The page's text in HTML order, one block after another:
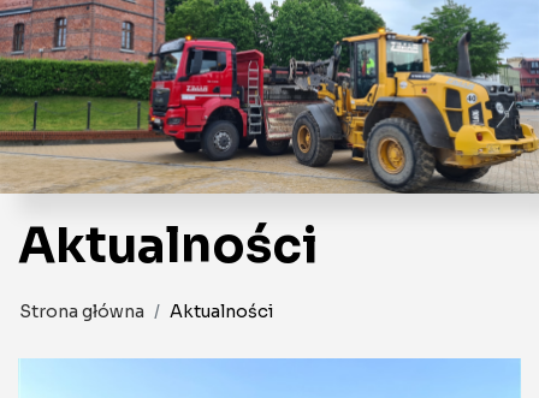
Aktualności
Strona główna Aktualności